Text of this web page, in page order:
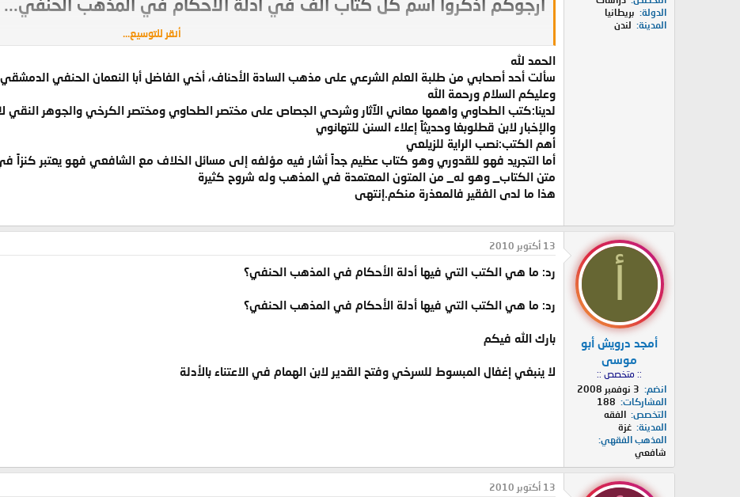
الدولة
بريطانيا
المدينة
لندن
أرجوكم اذكروا اسم كل كتاب أُلف في أدلة الأحكام في المذهب
وهناك كتاب اسمه "التجريد" للقدوري.. هل أحد يعرف اسم الكتاب ومؤلفه
بارك الله فيكم..
أنقر للتوسيع...
الحمد لله
سألت أحد أصحابي من طلبة العلم الشرعي على مذهب السادة الأحناف، أخي الفاضل أبا النعمان الحنفي
وعليكم السلام ورحمة الله
لدينا:كتب الطحاوي واهمها معاني الآثار وشرحي الجصاص على مختصر الطحاوي ومختصر الكرخي والجوهر النقي
والإخبار لابن قطلوبغا وحديثاً إعلاء السنن للتهانوي
أهم الكتب:نصب الراية للزيلعي
أما التجريد فهو للقدوري وهو كتاب عظيم جداً أشار فيه مؤلفه إلى مسائل الخلاف مع الشافعي فهو يعتبر كنزاً
متن الكتاب_ وهو له_ من المتون المعتمدة في المذهب وله شروح كثيرة
هذا ما لدى الفقير فالمعذرة منكم.إنتهى
أمجد درويش أبو
موسى
:: متخصص ::
انضم
3 نوفمبر 2008
المشاركات
188
التخصص الفقه
المدينة غزة
المذهب الفقهي
شافعي
13 أكتوبر 2010
رد: ما هي الكتب التي فيها أدلة الأحكام في المذهب الحنفي؟
رد: ما هي الكتب التي فيها أدلة الأحكام في المذهب الحنفي؟
بارك الله فيكم
لا ينبغي إغفال المبسوط للسرخي وفتح القدير لابن الهمام في الاعتناء بالأدلة
13 أكتوبر 2010